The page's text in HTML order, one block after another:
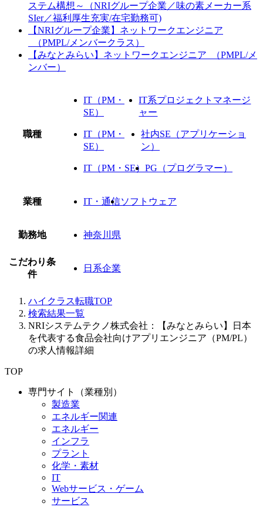
ステム構想～（NRIグループ企業／味の素メーカー系
SIer／福利厚生充実/在宅勤務可)
【NRIグループ企業】ネットワークエンジニア
_（PMPL/メンバークラス）
【みなとみらい】ネットワークエンジニア_（PMPL/メ
ンバー）
職種
IT（PM・
SE）
IT系プロジェクトマネージ
ャー
IT（PM・
SE）
社内SE（アプリケーショ
ン）
IT（PM・SE） PG（プログラマー）
業種 IT・通信ソフトウェア
勤務地 神奈川県
こだわり条
件
日系企業
ハイクラス転職TOP
検索結果一覧
NRIシステムテクノ株式会社：【みなとみらい】日本
を代表する食品会社向けアプリエンジニア（PM/PL）
の求人情報詳細
TOP
専門サイト（業種別）
製造業
エネルギー関連
エネルギー
インフラ
プラント
化学・素材
IT
Webサービス・ゲーム
サービス